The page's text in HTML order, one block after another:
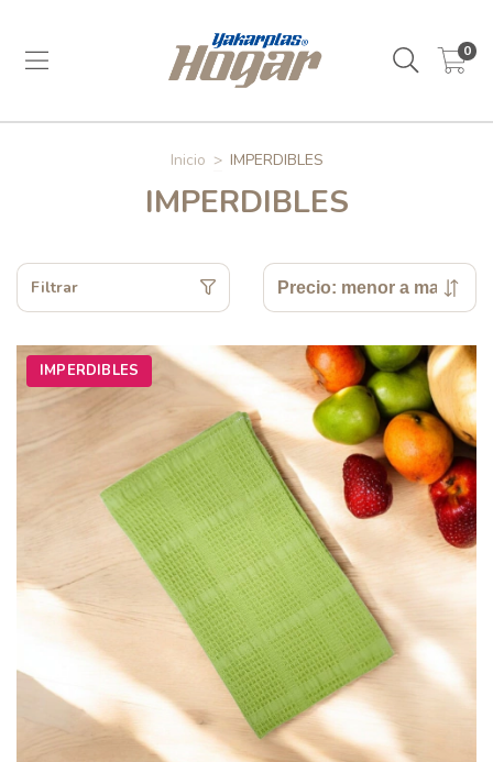
0
Inicio > IMPERDIBLES
IMPERDIBLES
Filtrar
IMPERDIBLES